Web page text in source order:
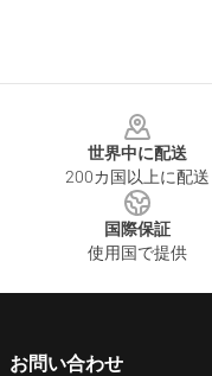
世界中に配送
200カ国以上に配送
国際保証
使用国で提供
お問い合わせ